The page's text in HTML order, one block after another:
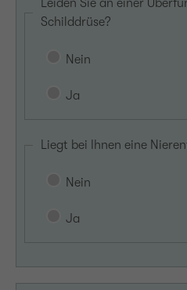
Leiden Sie an einer
Schilddrüse?
Nein
Ja
Liegt bei Ihnen eine
Nein
Ja